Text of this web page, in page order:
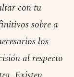
con tu
sobre a
los
al respecto